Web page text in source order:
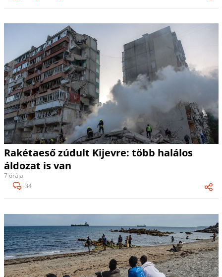
Rakétaeső zúdult Kijevre: több halálos
áldozat is van
7 órája
34